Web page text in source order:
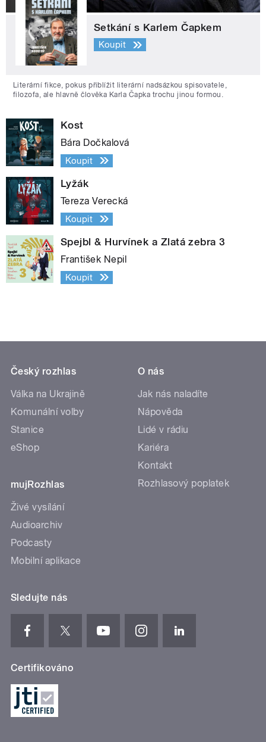
Setkání s Karlem Čapkem
Koupit
Literární fikce, pokus přiblížit literární nadsázkou spisovatele,
filozofa, ale hlavně člověka Karla Čapka trochu jinou formou.
Kost
Bára Dočkalová
Koupit
Lyžák
Tereza Verecká
Koupit
Spejbl & Hurvínek a Zlatá zebra 3
František Nepil
Koupit
Český rozhlas
Válka na Ukrajině
Komunální volby
Stanice
eShop
mujRozhlas
Živé vysílání
Audioarchiv
Podcasty
Mobilní aplikace
O nás
Jak nás naladíte
Nápověda
Lidé v rádiu
Kariéra
Kontakt
Rozhlasový poplatek
Sledujte nás
Certifikováno